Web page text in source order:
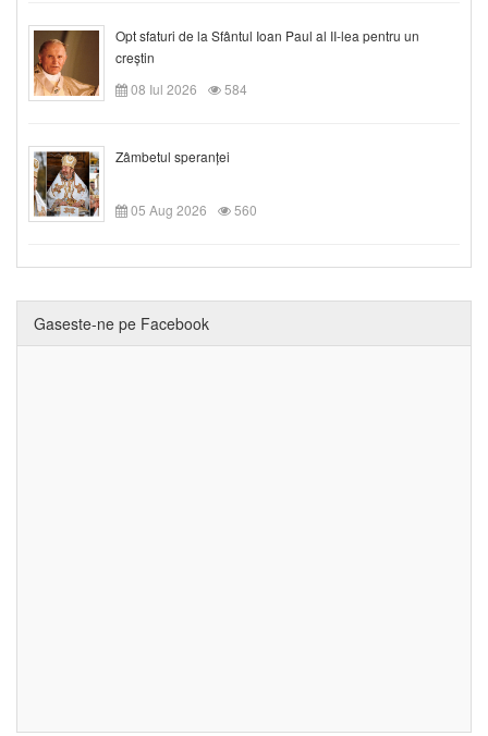
Opt sfaturi de la Sfântul Ioan Paul al II-lea pentru un
creștin
08 Iul 2026
584
Zâmbetul speranței
05 Aug 2026 560
Gaseste-ne pe Facebook